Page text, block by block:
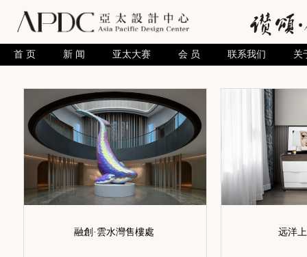
首 页 新 闻 亚太大赛 会 员 联系我们 关
融創·雲水灣售樓處 远洋